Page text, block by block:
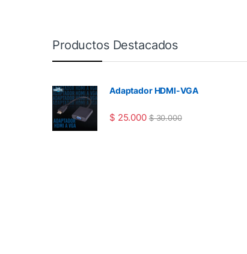
Productos Destacados
Adaptador HDMI-VGA
$ 25.000 $30.000